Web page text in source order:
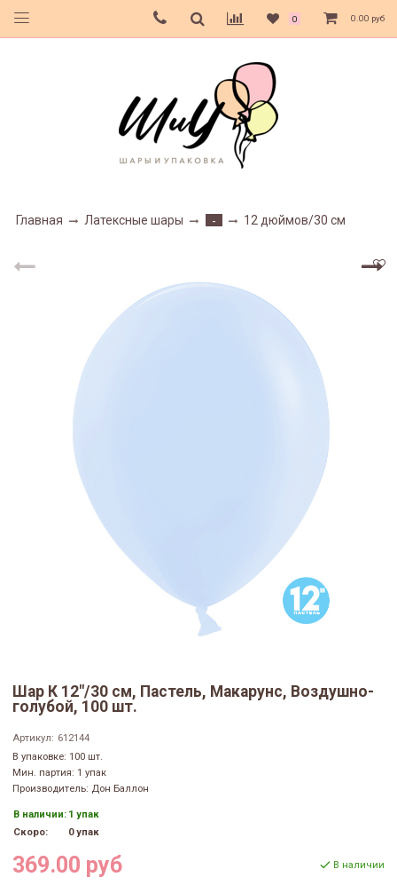
0 0.00 руб
Главная Латексные шары - 12 дюймов/30 см
Шар К 12"/30 см, Пастель, Макарунс, Воздушно-
голубой, 100 шт.
Артикул: 612144
В упаковке: 100 шт.
Мин. партия: 1 упак
Производитель: Дон Баллон
В наличии: 1 упак
Скоро:
0 упак
369.00 руб В наличии